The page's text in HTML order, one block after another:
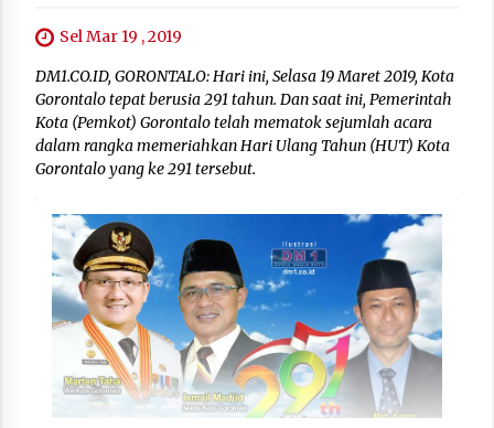
Sel Mar 19 , 2019
DM1.CO.ID, GORONTALO: Hari ini, Selasa 19 Maret 2019, Kota
Gorontalo tepat berusia 291 tahun. Dan saat ini, Pemerintah
Kota (Pemkot) Gorontalo telah mematok sejumlah acara
dalam rangka memeriahkan Hari Ulang Tahun (HUT) Kota
Gorontalo yang ke 291 tersebut.